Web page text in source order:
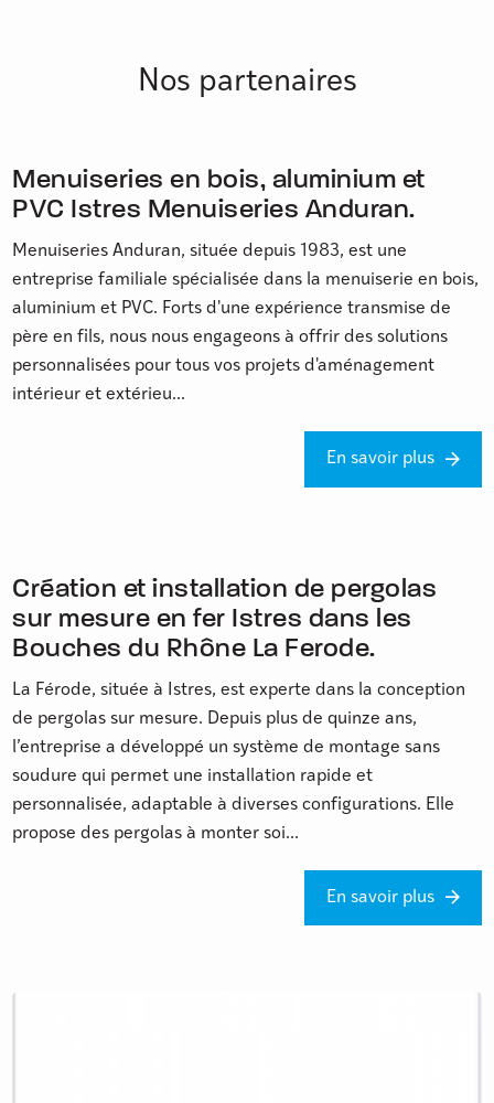
Nos partenaires
Menuiseries en bois, aluminium et
PVC Istres Menuiseries Anduran.
Menuiseries Anduran, située depuis 1983, est une
entreprise familiale spécialisée dans la menuiserie en bois,
aluminium et PVC. Forts d'une expérience transmise de
père en fils, nous nous engageons à offrir des solutions
personnalisées pour tous vos projets d'aménagement
intérieur et extérieu...
En savoir plus
Création et installation de pergolas
sur mesure en fer Istres dans les
Bouches du Rhône La Ferode.
La Férode, située à Istres, est experte dans la conception
de pergolas sur mesure. Depuis plus de quinze ans,
l’entreprise a développé un système de montage sans
soudure qui permet une installation rapide et
personnalisée, adaptable à diverses configurations. Elle
propose des pergolas à monter soi...
En savoir plus